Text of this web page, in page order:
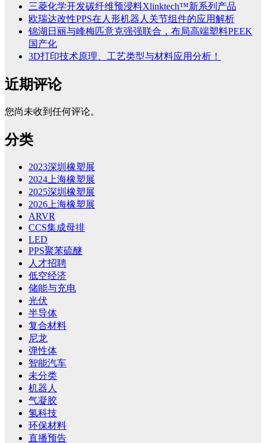
三菱化学开发碳纤维预浸料Xlinktech™新系列产品
欧瑞达改性PPS在人形机器人关节组件的应用解析
锦湖日丽与峰梅匹意克强强联合，布局高端塑料PEEK
国产化
3D打印技术原理、工艺类型与材料应用分析！
近期评论
您尚未收到任何评论。
分类
2023深圳橡塑展
2024上海橡塑展
2025深圳橡塑展
2026上海橡塑展
ARVR
CCS集成母排
LED
PPS聚苯硫醚
人才招聘
低空经济
储能与充电
光伏
半导体
复合材料
尼龙
弹性体
智能汽车
未分类
机器人
气凝胶
氢科技
环保材料
直播预告